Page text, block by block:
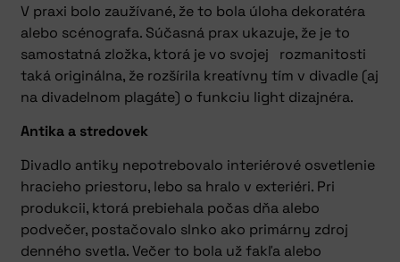
V praxi bolo zaužívané, že to bola úloha dekoratéra
alebo scénografa. Súčasná prax ukazuje, že je to
samostatná zložka, ktorá je vo svojej rozmanitosti
taká originálna, že rozšírila kreatívny tím v divadle (aj
na divadelnom plagáte) o funkciu light dizajnéra.
Antika a stredovek
Divadlo antiky nepotrebovalo interiérové osvetlenie
hracieho priestoru, lebo sa hralo v exteriéri. Pri
produkcii, ktorá prebiehala počas dňa alebo
podvečer, postačovalo slnko ako primárny zdroj
denného svetla. Večer to bola už fakľa alebo